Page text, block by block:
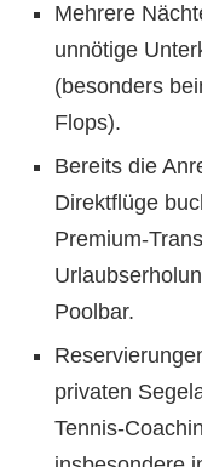
Mehrere
unnötige
(besonders
Flops).
Bereits die
Direktflüge
Premium-
Poolbar.
privaten
Tennis-